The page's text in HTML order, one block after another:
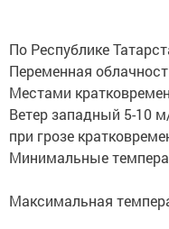
По Республике
Переменная
Местами
Ветер западный 5-10
при грозе
Минимальные
Максимальная